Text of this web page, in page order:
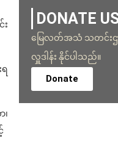
DONATE
မြေလတ်အသံ သတင်းဌ
လှူဒါန်း နိုင်ပါသည်။
Donate